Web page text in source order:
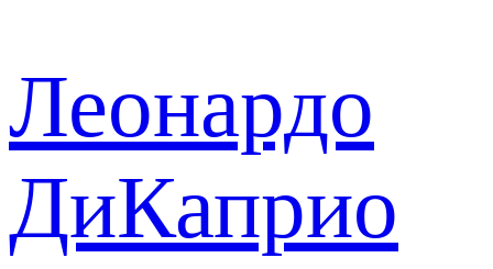
Леонардо
ДиКаприо